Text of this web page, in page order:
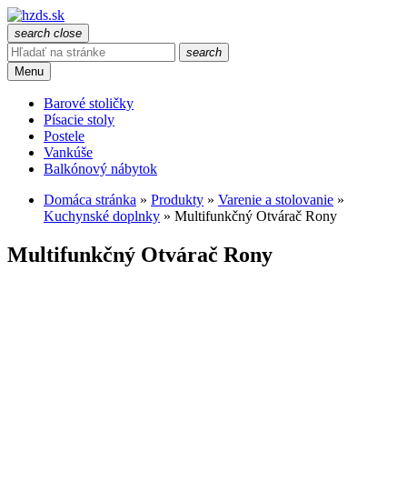
search close
search
Menu
Barové stoličky
Písacie stoly
Postele
Vankúše
Balkónový nábytok
Domáca stránka » Produkty » Varenie a stolovanie »
Kuchynské doplnky » Multifunkčný Otvárač Rony
Multifunkčný Otvárač Rony